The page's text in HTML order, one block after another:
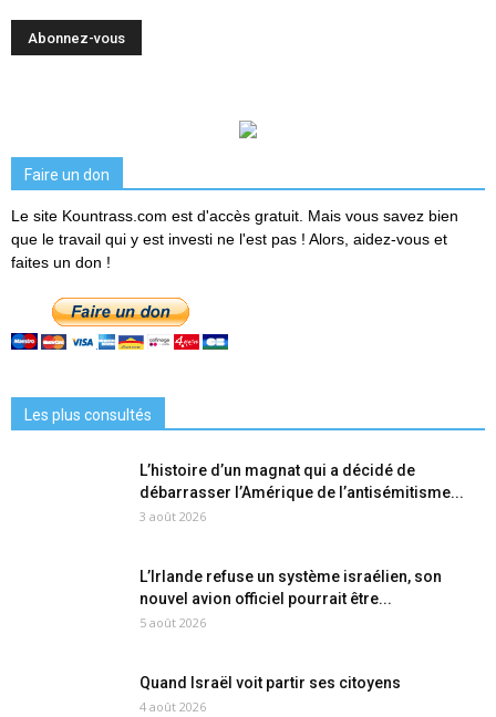
Faire un don
Le site Kountrass.com est d'accès gratuit. Mais vous savez bien
que le travail qui y est investi ne l'est pas ! Alors, aidez-vous et
faites un don !
Les plus consultés
L’histoire d’un magnat qui a décidé de
débarrasser l’Amérique de l’antisémitisme...
3 août 2026
L’Irlande refuse un système israélien, son
nouvel avion officiel pourrait être...
5 août 2026
Quand Israël voit partir ses citoyens
4 août 2026